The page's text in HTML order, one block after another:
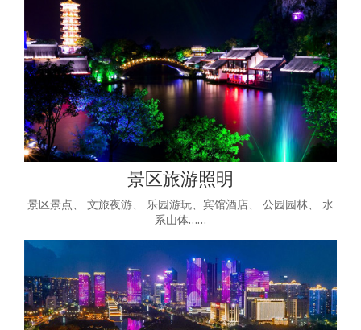
景区旅游照明
景区景点、 文旅夜游、 乐园游玩、宾馆酒店、 公园园林、 水
系山体……